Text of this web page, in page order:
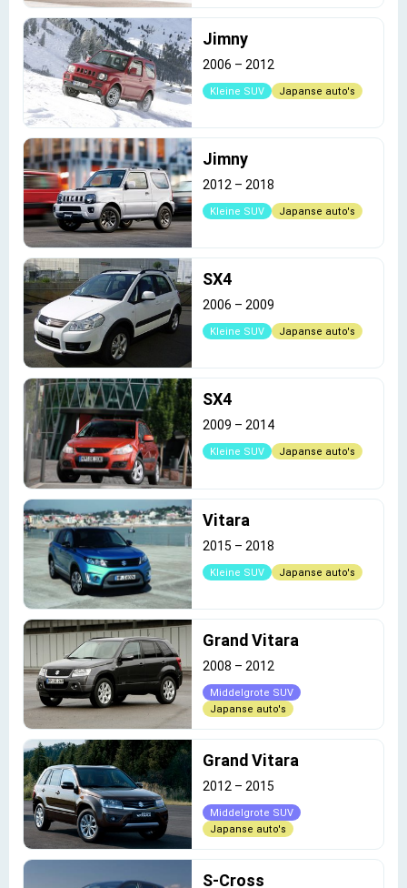
Jimny
2006 – 2012
Kleine SUV Japanse auto's
Jimny
2012 – 2018
Kleine SUV Japanse auto's
SX4
2006 – 2009
Kleine SUV Japanse auto's
SX4
2009 – 2014
Kleine SUV Japanse auto's
Vitara
2015 – 2018
Kleine SUV Japanse auto's
Grand Vitara
2008 – 2012
Middelgrote SUV
Japanse auto's
Grand Vitara
2012 – 2015
Middelgrote SUV
Japanse auto's
S-Cross